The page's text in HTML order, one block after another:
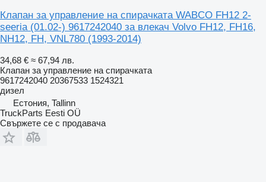
Клапан за управление на спирачката WABCO FH12 2-
seeria (01.02-) 9617242040 за влекач Volvo FH12, FH16,
NH12, FH, VNL780 (1993-2014)
34,68 € ≈ 67,94 лв.
Клапан за управление на спирачката
9617242040 20367533 1524321
дизел
Естония, Tallinn
TruckParts Eesti OÜ
Свържете се с продавача